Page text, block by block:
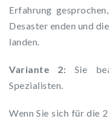
Erfahrung
Desaster enden und
landen.
Variante 2: Sie
Spezialisten.
Wenn Sie sich für die